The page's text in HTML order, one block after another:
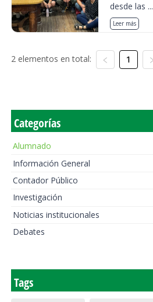
desde las ...
Leer más
2 elementos en total: 1
Categorías
Alumnado
Información General
Contador Público
Investigación
Noticias institucionales
Debates
Tags